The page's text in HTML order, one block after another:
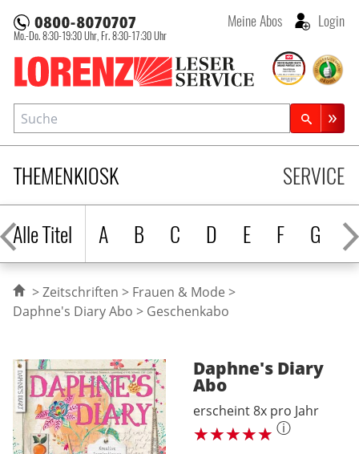
Lorenz Leserservice
Mo.-Do. 8:30-19:30 Uhr, Fr. 8:30-17:30 Uhr
Meine Abos Login
THEMENKIOSK
Alle Titel
A B C D E F G H
SERVICE
Suche
Zeitschriftensuche
Zeitschriften
Frauen & Mode
Daphne's Diary Abo
Geschenkabo
Daphne's Diary
Abo
erscheint 8x pro Jahr
ⓘ